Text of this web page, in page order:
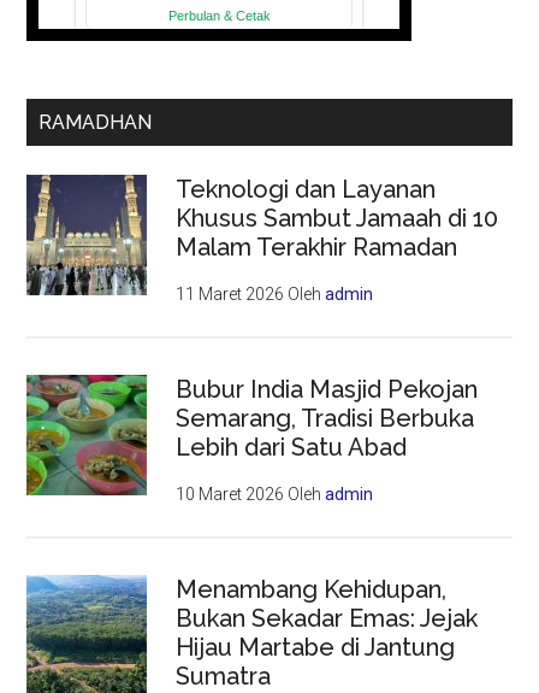
RAMADHAN
Teknologi dan Layanan
Khusus Sambut Jamaah di 10
Malam Terakhir Ramadan
11 Maret 2026 Olehadmin
Bubur India Masjid Pekojan
Semarang, Tradisi Berbuka
Lebih dari Satu Abad
10 Maret 2026 Olehadmin
Menambang Kehidupan,
Bukan Sekadar Emas: Jejak
Hijau Martabe di Jantung
Sumatra